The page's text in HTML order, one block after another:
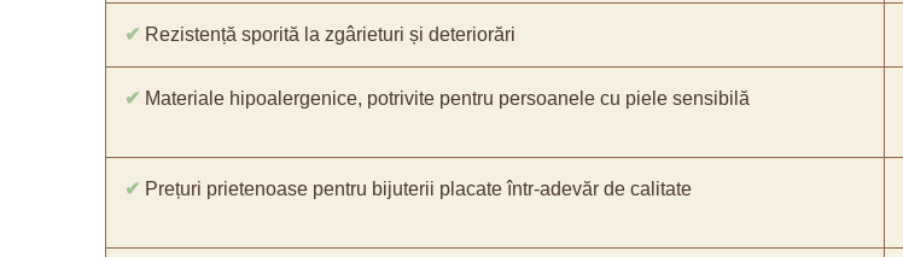
✔ Rezistență sporită la zgârieturi și deteriorări
✔ Materiale hipoalergenice, potrivite pentru persoanele cu piele sensibilă
✔ Prețuri prietenoase pentru bijuterii placate într-adevăr de calitate